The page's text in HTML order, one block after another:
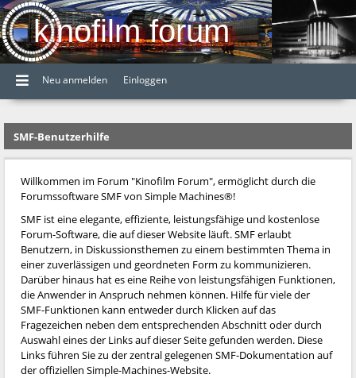
kinofilm forum
Neu anmelden Einloggen
SMF-Benutzerhilfe
Willkommen im Forum "Kinofilm Forum", ermöglicht durch die
Forumssoftware SMF von Simple Machines®!
SMF ist eine elegante, effiziente, leistungsfähige und kostenlose
Forum-Software, die auf dieser Website läuft. SMF erlaubt
Benutzern, in Diskussionsthemen zu einem bestimmten Thema in
einer zuverlässigen und geordneten Form zu kommunizieren.
Darüber hinaus hat es eine Reihe von leistungsfähigen Funktionen,
die Anwender in Anspruch nehmen können. Hilfe für viele der
SMF-Funktionen kann entweder durch Klicken auf das
Fragezeichen neben dem entsprechenden Abschnitt oder durch
Auswahl eines der Links auf dieser Seite gefunden werden. Diese
Links führen Sie zu der zentral gelegenen SMF-Dokumentation auf
der offiziellen Simple-Machines-Website.